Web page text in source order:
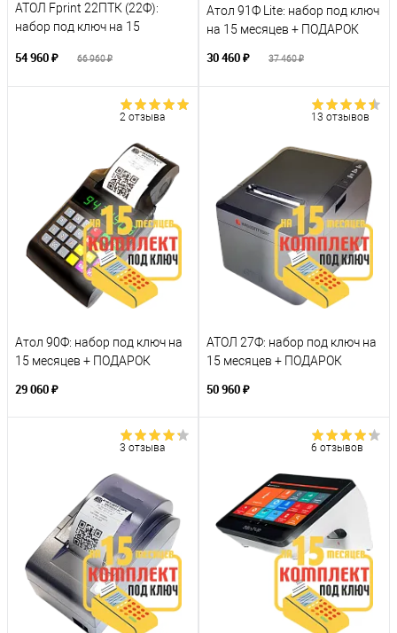
АТОЛ Fprint 22ПТК (22Ф):
набор под ключ на 15
54 960 ₽ 66 960 ₽
Атол 91Ф Lite: набор под ключ
на 15 месяцев + ПОДАРОК
30 460 ₽ 37 460 ₽
2 отзыва
Атол 90Ф: набор под ключ на
15 месяцев + ПОДАРОК
29 060 ₽
13 отзывов
АТОЛ 27Ф: набор под ключ на
15 месяцев + ПОДАРОК
50 960 ₽
3 отзыва 6 отзывов